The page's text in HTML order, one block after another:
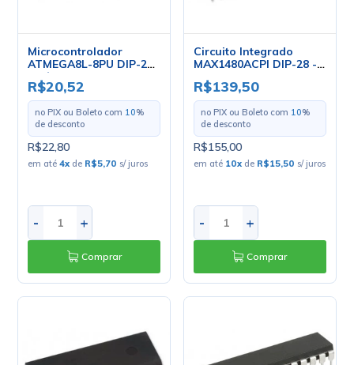
Microcontrolador
ATMEGA8L-8PU DIP-28
- Cód. Loja 472- Atmel
R$20,52
no PIX ou Boleto com 10%
de desconto
R$22,80
em até4x de R$5,70 s/ juros
- +
Comprar
Circuito Integrado
MAX1480ACPI DIP-28 -
Maxim
R$139,50
no PIX ou Boleto com 10%
de desconto
R$155,00
em até 10x de R$15,50 s/ juros
- +
Comprar